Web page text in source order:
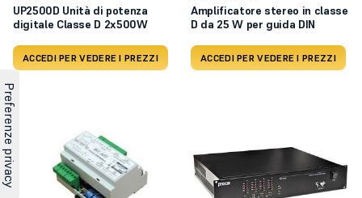
UP2500D Unità di potenza
digitale Classe D 2x500W
ACCEDI PER VEDERE I PREZZI
Amplificatore stereo in classe
D da 25 W per guida DIN
ACCEDI PER VEDERE I PREZZI